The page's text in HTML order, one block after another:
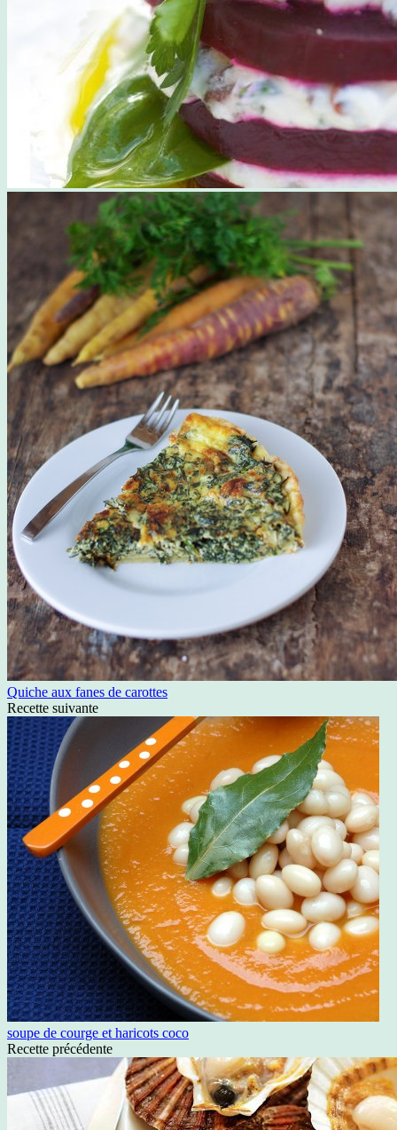
Quiche aux fanes de carottes
Recette suivante
soupe de courge et haricots coco
Recette précédente